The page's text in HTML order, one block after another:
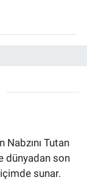
Tutan
dünyadan son
sunar.